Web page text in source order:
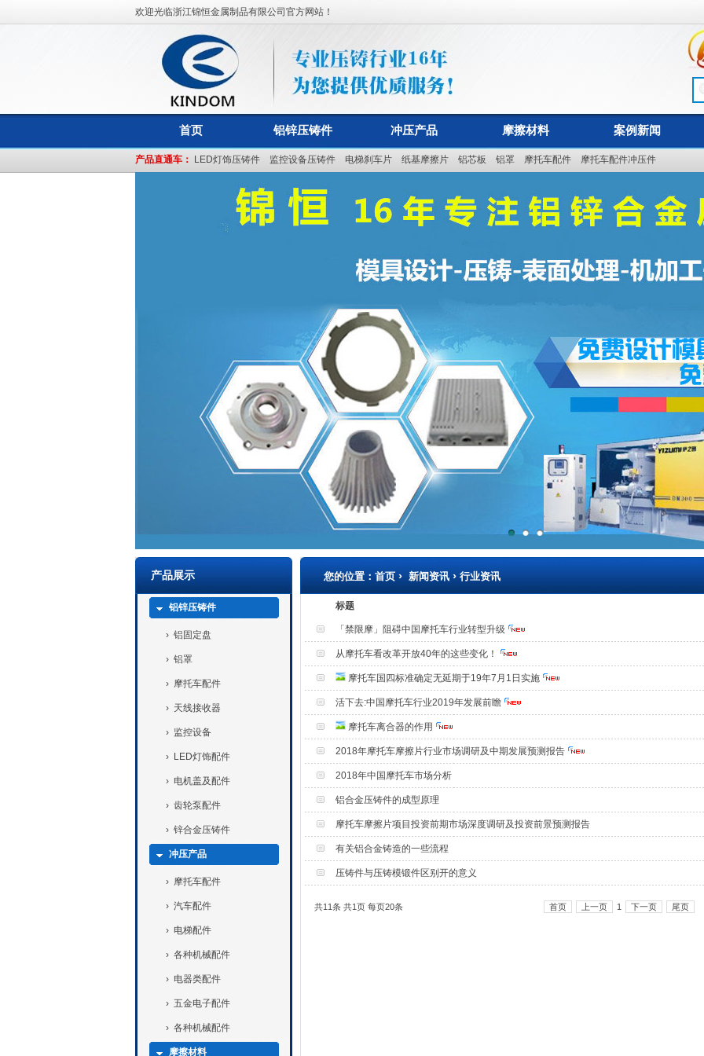
欢迎光临浙江锦恒金属制品有限公司官方网站！
首页 铝锌压铸件 冲压产品 摩擦材料 案例新闻
产品直通车： LED灯饰压铸件 监控设备压铸件 电梯刹车片 纸基摩擦片 铝芯板 铝罩 摩托车配件 摩托车配件冲压件
产品展示
铝锌压铸件
› 铝固定盘
› 铝罩
› 摩托车配件
› 天线接收器
› 监控设备
› LED灯饰配件
› 电机盖及配件
› 齿轮泵配件
› 锌合金压铸件
冲压产品
› 摩托车配件
› 汽车配件
› 电梯配件
› 各种机械配件
› 电器类配件
› 五金电子配件
› 各种机械配件
摩擦材料
您的位置： 首页 › 新闻资讯 › 行业资讯
标题
「禁限摩」阻碍中国摩托车行业转型升级
从摩托车看改革开放40年的这些变化！
摩托车国四标准确定无延期于19年7月1日实施
活下去:中国摩托车行业2019年发展前瞻
摩托车离合器的作用
2018年摩托车摩擦片行业市场调研及中期发展预测报告
2018年中国摩托车市场分析
铝合金压铸件的成型原理
摩托车摩擦片项目投资前期市场深度调研及投资前景预测报告
有关铝合金铸造的一些流程
压铸件与压铸模锻件区别开的意义
共11条 共1页 每页20条 首页 上一页 1 下一页 尾页